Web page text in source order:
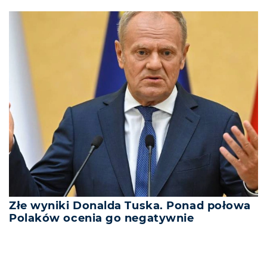
Złe wyniki Donalda Tuska. Ponad połowa
Polaków ocenia go negatywnie